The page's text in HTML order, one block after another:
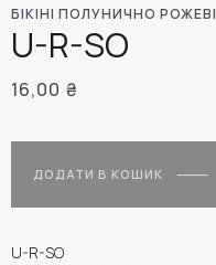
БІКІНІ ПОЛУНИЧНО РОЖЕВІ
U-R-SO
16,00 ₴
ДОДАТИ В КОШИК
U-R-SO